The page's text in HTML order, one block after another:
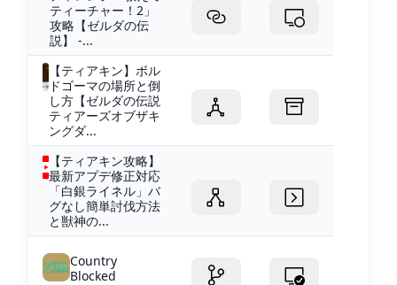
ティーチャー！2」
攻略【ゼルダの伝
説】 -...
【ティアキン】ボル
ドゴーマの場所と倒
し方【ゼルダの伝説
ティアーズオブザキ
ングダ...
【ティアキン攻略】
最新アプデ修正対応
「白銀ライネル」バ
グなし簡単討伐方法
と獣神の...
Country
Blocked